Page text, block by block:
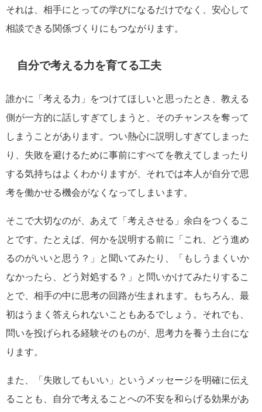
それは、相手にとっての学びになるだけでなく、安心して
相談できる関係づくりにもつながります。
自分で考える力を育てる工夫
誰かに「考える力」をつけてほしいと思ったとき、教える
側が一方的に話しすぎてしまうと、そのチャンスを奪って
しまうことがあります。つい熱心に説明しすぎてしまった
り、失敗を避けるために事前にすべてを教えてしまったり
する気持ちはよくわかりますが、それでは本人が自分で思
考を働かせる機会がなくなってしまいます。
そこで大切なのが、あえて「考えさせる」余白をつくるこ
とです。たとえば、何かを説明する前に「これ、どう進め
るのがいいと思う？」と聞いてみたり、「もしうまくいか
なかったら、どう対処する？」と問いかけてみたりするこ
とで、相手の中に思考の回路が生まれます。もちろん、最
初はうまく答えられないこともあるでしょう。それでも、
問いを投げられる経験そのものが、思考力を養う土台にな
ります。
また、「失敗してもいい」というメッセージを明確に伝え
ることも、自分で考えることへの不安を和らげる効果があ